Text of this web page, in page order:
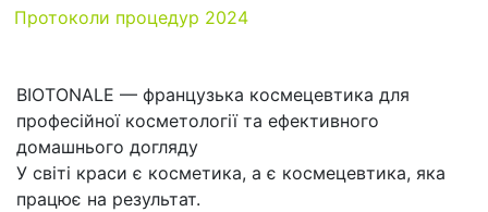
Протоколи процедур 2024
BIOTONALE — французька космецевтика для
професійної косметології та ефективного
домашнього догляду
У світі краси є косметика, а є космецевтика, яка
працює на результат.